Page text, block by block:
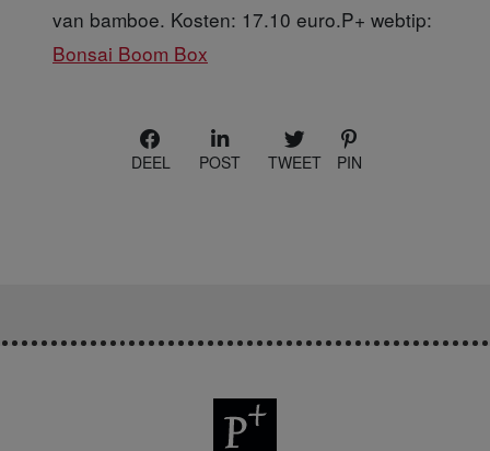
van bamboe. Kosten: 17.10 euro.P+ webtip:
Bonsai Boom Box
DEEL POST TWEET PIN